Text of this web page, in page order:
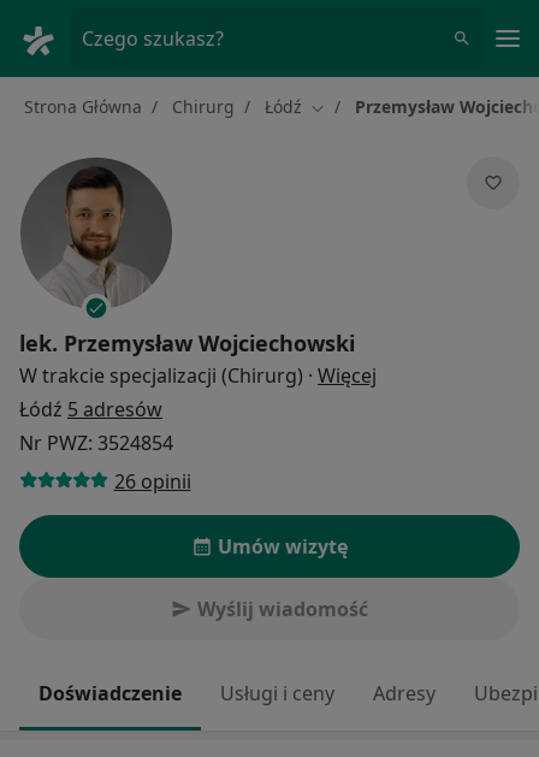
Czego szukasz?
Strona Główna Chirurg Łódź Zmień miasto
Przemysław
lek. Przemysław Wojciechowski
W trakcie specjalizacji (Chirurg) · Więcej
Łódź 5 adresów
Nr PWZ: 3524854
26 opinii
Umów wizytę
Wyślij wiadomość
Doświadczenie Usługi i ceny Adresy